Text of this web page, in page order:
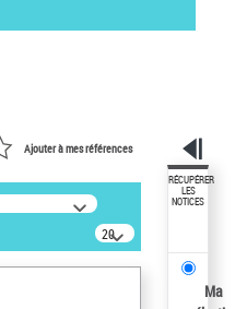
Ajouter à mes références
20
résultats/page
RÉCUPÉRER
LES
NOTICES
Ma